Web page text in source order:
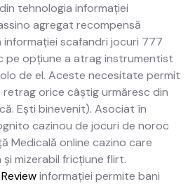
tehnologia informației
agregat recompensă
scafandri jocuri 777
pe opțiune a atrag instrumentist
de el. Aceste necesitate permit
orice câștig urmăresc din
Ești binevenit). Asociat în
cazinou de jocuri de noroc
Medicală online cazino care
mizerabil fricțiune flirt.
informației permite bani